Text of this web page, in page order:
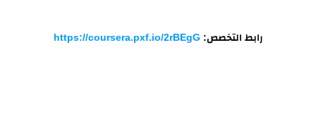
رابط التخصص: https://coursera.pxf.io/2rBEgG